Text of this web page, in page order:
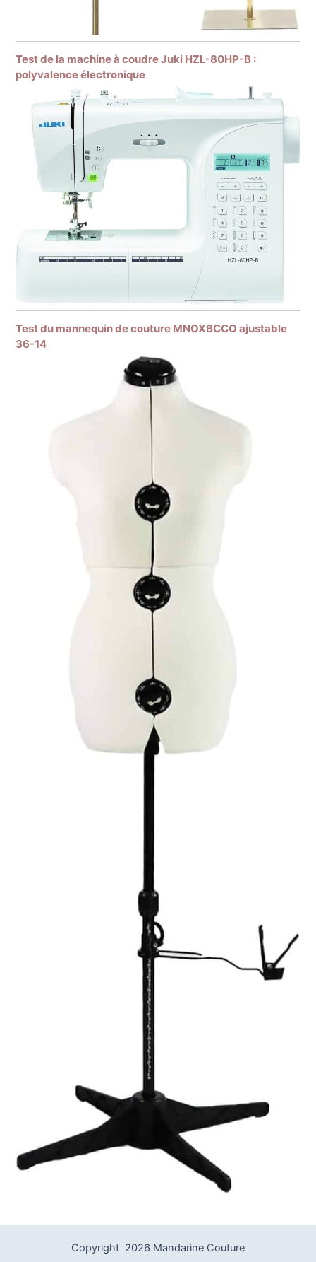
Test de la machine à coudre Juki HZL-80HP-B :
polyvalence électronique
Test du mannequin de couture MNOXBCCO ajustable
36-14
Copyright 2026 Mandarine Couture